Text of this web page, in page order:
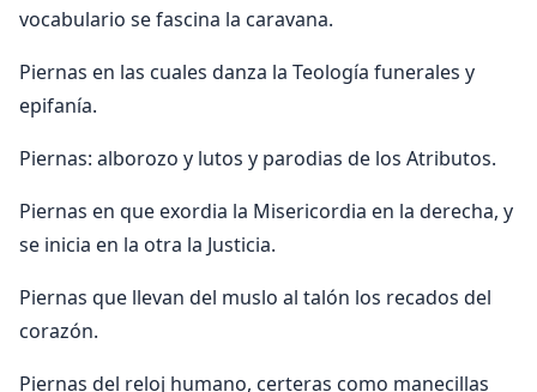
vocabulario se fascina la caravana.
Piernas en las cuales danza la Teología funerales y
epifanía.
Piernas: alborozo y lutos y parodias de los Atributos.
Piernas en que exordia la Misericordia en la derecha, y
se inicia en la otra la Justicia.
Piernas que llevan del muslo al talón los recados del
corazón.
Piernas del reloj humano, certeras como manecillas